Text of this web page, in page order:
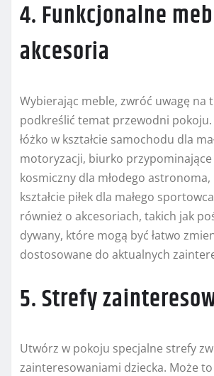
4. Funkcjonalne
akcesoria
Wybierając meble, zwróć uwagę na
podkreślić temat przewodni pokoju.
łóżko w kształcie samochodu dla
motoryzacji, biurko
kosmiczny dla młodego astronoma,
kształcie piłek dla małego
również o akcesoriach, takich jak
dywany, które mogą być łatwo
dostosowane do aktualnych
5. Strefy
Utwórz w pokoju specjalne strefy
zainteresowaniami dziecka. Może